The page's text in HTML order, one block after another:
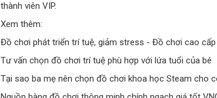
thành viên VIP.
Xem thêm:
Đồ chơi phát triển trí tuệ, giảm stress - Đồ chơi cao cấp
Tư vấn chọn đồ chơi trí tuệ phù hợp với lứa tuổi của bé
Tại sao ba mẹ nên chọn đồ chơi khoa học Steam cho